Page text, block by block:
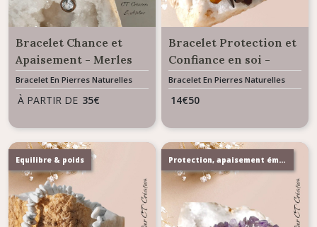
Bracelet Chance et
Apaisement - Merles
Agates Tibétaines à
facettes
Bracelet En Pierres Naturelles
À PARTIR DE 35€
Bracelet Protection et
Confiance en soi -
Perles Oeil de Tigre
chips baroque
Bracelet En Pierres Naturelles
14€50
Equilibre & poids Protection, apaisement émotionnel & mental